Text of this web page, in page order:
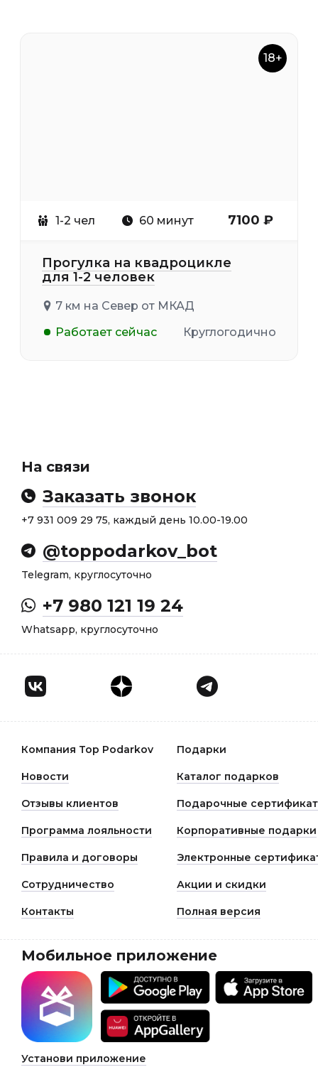
18+
1-2 чел 60 минут 7100 ₽
Прогулка на квадроцикле
для 1-2 человек
7 км на Север от МКАД
Работает сейчас
Круглогодично
На связи
Заказать звонок
+7 931 009 29 75, каждый день 10.00-19.00
@toppodarkov_bot
Telegram, круглосуточно
+7 980 121 19 24
Whatsapp, круглосуточно
Компания Top Podarkov Подарки
Новости Каталог подарков
Отзывы клиентов Подарочные
Программа лояльности Корпоративные подарки
Правила и договоры Электронные
Сотрудничество Акции и скидки
Контакты Полная версия
Мобильное приложение
Установи приложение